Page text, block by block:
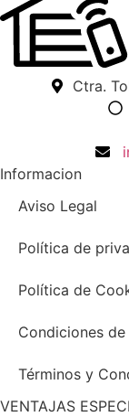
Ctra.
Informacion
Aviso Legal
Política de
Política de
Condiciones
Términos y
VENTAJAS